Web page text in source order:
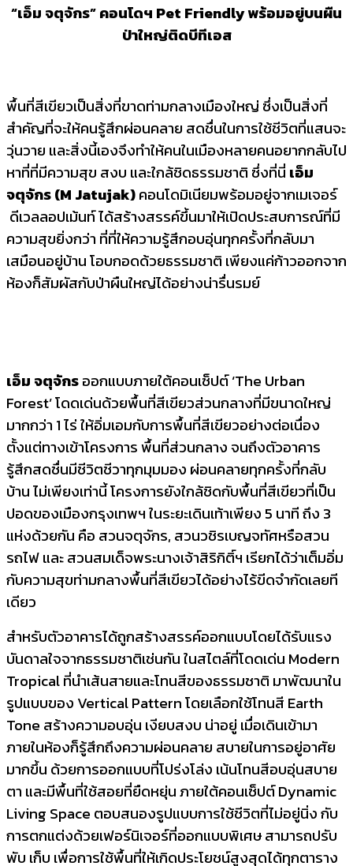
“เอ็ม จตุจักร” คอนโดฯ Pet Friendly พร้อมอยู่บนผืน
ป่าใหญ่ติดบีทีเอส
พื้นที่สีเขียวเป็นสิ่งที่ขาดท่ามกลางเมืองใหญ่ ซึ่งเป็นสิ่งที่
สำคัญที่จะให้คนรู้สึกผ่อนคลาย สดชื่นในการใช้ชีวิตที่แสนจะ
วุ่นวาย และสิ่งนี้เองจึงทำให้คนในเมืองหลายคนอยากกลับไป
หาที่ที่มีความสุข สงบ และใกล้ชิดธรรมชาติ ซึ่งที่นี่ เอ็ม
จตุจักร(M Jatujak)คอนโดมิเนียมพร้อมอยู่จากเมเจอร์
ดีเวลลอปเม้นท์ ได้สร้างสรรค์ขึ้นมาให้เปิดประสบการณ์ที่มี
ความสุขยิ่งกว่า ที่ที่ให้ความรู้สึกอบอุ่นทุกครั้งที่กลับมา
เสมือนอยู่บ้าน โอบกอดด้วยธรรมชาติ เพียงแค่ก้าวออกจาก
ห้องก็สัมผัสกับป่าผืนใหญ่ได้อย่างน่ารื่นรมย์
เอ็ม จตุจักรออกแบบภายใต้คอนเซ็ปต์ ‘The Urban
Forest’ โดดเด่นด้วยพื้นที่สีเขียวส่วนกลางที่มีขนาดใหญ่
มากกว่า 1 ไร่ ให้อิ่มเอมกับการพื้นที่สีเขียวอย่างต่อเนื่อง
ตั้งแต่ทางเข้าโครงการ พื้นที่ส่วนกลาง จนถึงตัวอาคาร
รู้สึกสดชื่นมีชีวิตชีวาทุกมุมมอง ผ่อนคลายทุกครั้งที่กลับ
บ้าน ไม่เพียงเท่านี้ โครงการยังใกล้ชิดกับพื้นที่สีเขียวที่เป็น
ปอดของเมืองกรุงเทพฯ ในระยะเดินเท้าเพียง 5 นาที ถึง 3
แห่งด้วยกัน คือ สวนจตุจักร, สวนวชิรเบญจทัศหรือสวน
รถไฟ และ สวนสมเด็จพระนางเจ้าสิริกิติ์ฯ เรียกได้ว่าเต็มอิ่ม
กับความสุขท่ามกลางพื้นที่สีเขียวได้อย่างไร้ขีดจำกัดเลยที
เดียว
สำหรับตัวอาคารได้ถูกสร้างสรรค์ออกแบบโดยได้รับแรง
บันดาลใจจากธรรมชาติเช่นกัน ในสไตล์ที่โดดเด่น Modern
Tropical ที่นำเส้นสายและโทนสีของธรรมชาติ มาพัฒนาใน
รูปแบบของ Vertical Pattern โดยเลือกใช้โทนสี Earth
Tone สร้างความอบอุ่น เงียบสงบ น่าอยู่ เมื่อเดินเข้ามา
ภายในห้องก็รู้สึกถึงความผ่อนคลาย สบายในการอยู่อาศัย
มากขึ้น ด้วยการออกแบบที่โปร่งโล่ง เน้นโทนสีอบอุ่นสบาย
ตา และมีพื้นที่ใช้สอยที่ยืดหยุ่น ภายใต้คอนเซ็ปต์ Dynamic
Living Space ตอบสนองรูปแบบการใช้ชีวิตที่ไม่อยู่นิ่ง กับ
การตกแต่งด้วยเฟอร์นิเจอร์ที่ออกแบบพิเศษ สามารถปรับ
พับ เก็บ เพื่อการใช้พื้นที่ให้เกิดประโยชน์สูงสุดได้ทุกตาราง